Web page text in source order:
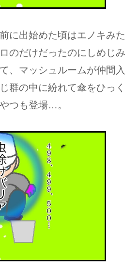
に出始めた頃はエノキみた
のだけだったのにしめじみ
、マッシュルームが仲間入
群の中に紛れて傘をひっく
つも登場…。